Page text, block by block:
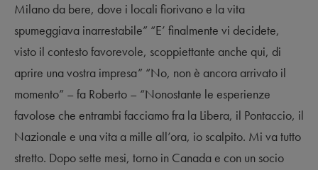
Milano da bere, dove i locali fiorivano e la vita
spumeggiava inarrestabile” “E’ finalmente vi decidete,
visto il contesto favorevole, scoppiettante anche qui, di
aprire una vostra impresa” “No, non è ancora arrivato il
momento” – fa Roberto – “Nonostante le esperienze
favolose che entrambi facciamo fra la Libera, il Pontaccio, il
Nazionale e una vita a mille all’ora, io scalpito. Mi va tutto
stretto. Dopo sette mesi, torno in Canada e con un socio